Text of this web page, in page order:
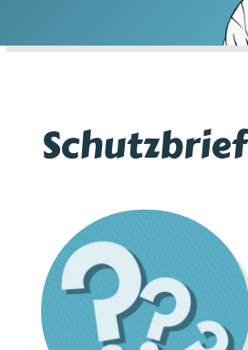
Schutzbrief